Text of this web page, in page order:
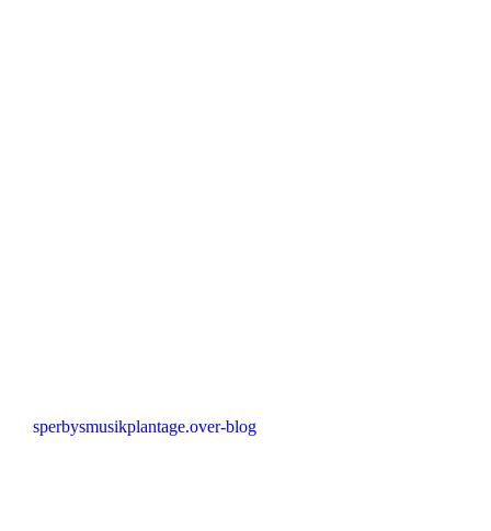
sperbysmusikplantage.over-blog